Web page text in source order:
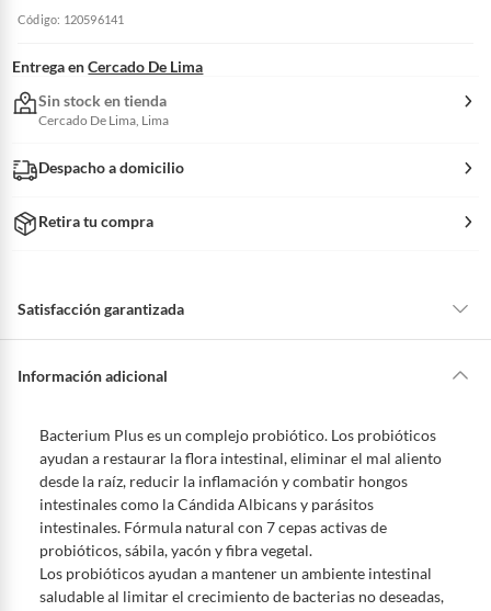
Código: 120596141
Entrega en Cercado De Lima
Sin stock en tienda
Cercado De Lima, Lima
Despacho a domicilio
Retira tu compra
Satisfacción garantizada
hacer una devolución.
otras con restricciones y algunas que no se pueden devolver ni cambiar.
Productos vendidos porFalabella, Tottus y otros vendedores tienen:
48 horas: cemento, mezclas de hormigón, morteros, yeso y otros
productos para asfalto, hormigón, albañilería.
7 días: colchones y productos de combustión.
Productos vendidos porSodimactienen:
Información adicional
Bacterium Plus es un complejo probiótico. Los probióticos
ayudan a restaurar la flora intestinal, eliminar el mal aliento
desde la raíz, reducir la inflamación y combatir hongos
intestinales como la Cándida Albicans y parásitos
intestinales. Fórmula natural con 7 cepas activas de
probióticos, sábila, yacón y fibra vegetal.
Los probióticos ayudan a mantener un ambiente intestinal
saludable al limitar el crecimiento de bacterias no deseadas,